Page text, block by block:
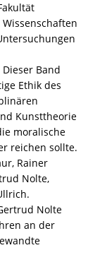
Band
Ethik des
Kunsttheorie
moralische
reichen sollte.
Rainer
Nolte,
Nolte
an der